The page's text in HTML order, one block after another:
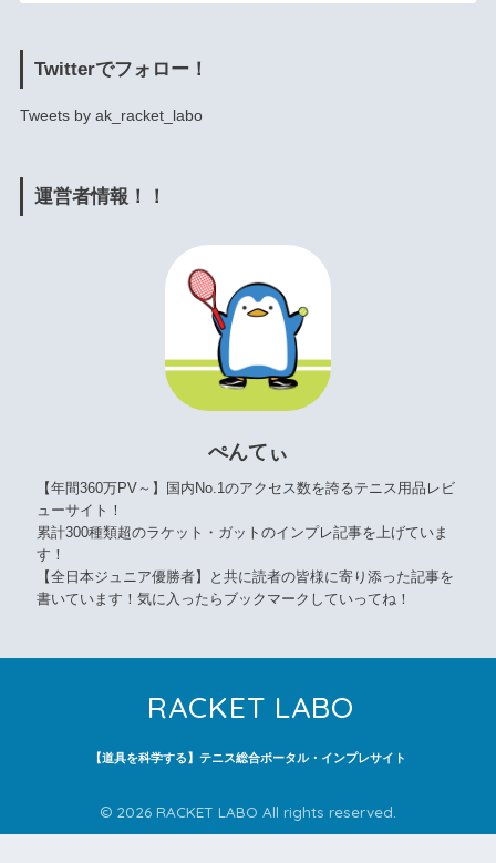
Twitterでフォロー！
Tweets by ak_racket_labo
運営者情報！！
ぺんてぃ
【年間360万PV～】国内No.1のアクセス数を誇るテニス用品レビ
ューサイト！
累計300種類超のラケット・ガットのインプレ記事を上げていま
す！
【全日本ジュニア優勝者】と共に読者の皆様に寄り添った記事を
書いています！気に入ったらブックマークしていってね！
RACKET LABO
【道具を科学する】テニス総合ポータル・インプレサイト
© 2026 RACKET LABO All rights reserved.